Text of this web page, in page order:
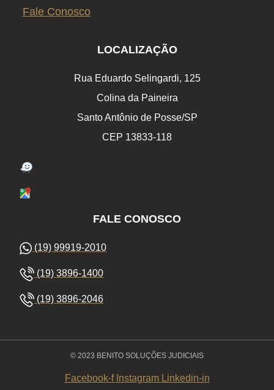
Fale Conosco
LOCALIZAÇÃO
Rua Eduardo Selingardi, 125
Colina da Paineira
Santo Antônio de Posse/SP
CEP 13833-118
FALE CONOSCO
(19) 99919-2010
(19) 3896-1400
(19) 3896-2046
© 2023 BENITO SOLUÇÕES JUDICIAIS
Facebook-f Instagram Linkedin-in